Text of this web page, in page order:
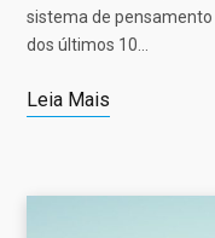
sistema de pensamento
dos últimos 10…
Leia Mais